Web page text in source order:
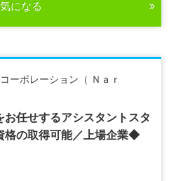
気になる
ーポレーション（ Ｎａｒ
任せするアシスタントスタ
格の取得可能／上場企業◆